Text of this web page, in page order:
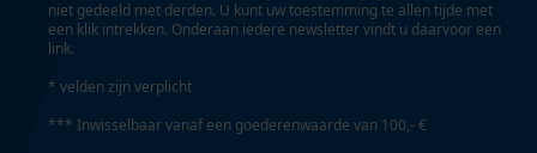
niet gedeeld met derden. U kunt uw toestemming te allen tijde met
een klik intrekken. Onderaan iedere newsletter vindt u daarvoor een
link.
* velden zijn verplicht
*** Inwisselbaar vanaf een goederenwaarde van 100,- €